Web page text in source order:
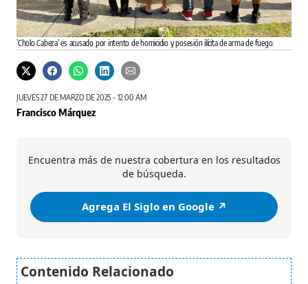
’Cholo Cabeza’ es acusado por intento de homicidio y posesión ilícita de arma de fuego.
JUEVES 27 DE MARZO DE 2025 - 12:00 AM
Francisco Márquez
Encuentra más de nuestra cobertura en los resultados
de búsqueda.
Agrega El Siglo en Google ↗️